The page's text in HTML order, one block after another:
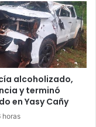
alcoholizado,
y terminó
en Yasy Cañy
horas